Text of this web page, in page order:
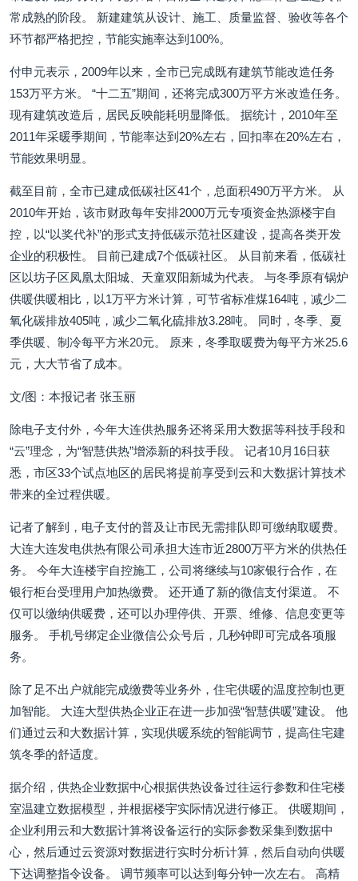
常成熟的阶段。 新建建筑从设计、施工、质量监督、验收等各个
环节都严格把控，节能实施率达到100%。
付申元表示，2009年以来，全市已完成既有建筑节能改造任务
153万平方米。 “十二五”期间，还将完成300万平方米改造任务。
现有建筑改造后，居民反映能耗明显降低。 据统计，2010年至
2011年采暖季期间，节能率达到20%左右，回扣率在20%左右，
节能效果明显。
截至目前，全市已建成低碳社区41个，总面积490万平方米。 从
2010年开始，该市财政每年安排2000万元专项资金热源楼宇自
控，以“以奖代补”的形式支持低碳示范社区建设，提高各类开发
企业的积极性。 目前已建成7个低碳社区。 从目前来看，低碳社
区以坊子区凤凰太阳城、天童双阳新城为代表。 与冬季原有锅炉
供暖供暖相比，以1万平方米计算，可节省标准煤164吨，减少二
氧化碳排放405吨，减少二氧化硫排放3.28吨。 同时，冬季、夏
季供暖、制冷每平方米20元。 原来，冬季取暖费为每平方米25.6
元，大大节省了成本。
文/图：本报记者 张玉丽
除电子支付外，今年大连供热服务还将采用大数据等科技手段和
“云”理念，为“智慧供热”增添新的科技手段。 记者10月16日获
悉，市区33个试点地区的居民将提前享受到云和大数据计算技术
带来的全过程供暖。
记者了解到，电子支付的普及让市民无需排队即可缴纳取暖费。
大连大连发电供热有限公司承担大连市近2800万平方米的供热任
务。 今年大连楼宇自控施工，公司将继续与10家银行合作，在
银行柜台受理用户加热缴费。 还开通了新的微信支付渠道。 不
仅可以缴纳供暖费，还可以办理停供、开票、维修、信息变更等
服务。 手机号绑定企业微信公众号后，几秒钟即可完成各项服
务。
除了足不出户就能完成缴费等业务外，住宅供暖的温度控制也更
加智能。 大连大型供热企业正在进一步加强“智慧供暖”建设。 他
们通过云和大数据计算，实现供暖系统的智能调节，提高住宅建
筑冬季的舒适度。
据介绍，供热企业数据中心根据供热设备过往运行参数和住宅楼
室温建立数据模型，并根据楼宇实际情况进行修正。 供暖期间，
企业利用云和大数据计算将设备运行的实际参数采集到数据中
心，然后通过云资源对数据进行实时分析计算，然后自动向供暖
下达调整指令设备。 调节频率可以达到每分钟一次左右。 高精